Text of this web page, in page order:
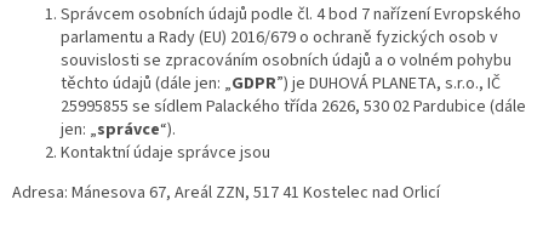
Správcem osobních údajů podle čl. 4 bod 7 nařízení Evropského
parlamentu a Rady (EU) 2016/679 o ochraně fyzických osob v
souvislosti se zpracováním osobních údajů a o volném pohybu
těchto údajů (dále jen: „GDPR”) je DUHOVÁ PLANETA, s.r.o., IČ
25995855 se sídlem Palackého třída 2626, 530 02 Pardubice (dále
jen: „správce“).
Kontaktní údaje správce jsou
Adresa: Mánesova 67, Areál ZZN, 517 41 Kostelec nad Orlicí